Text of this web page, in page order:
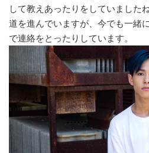
して教えあったりをしていました
道を進んでいますが、今でも一緒
で連絡をとったりしています。